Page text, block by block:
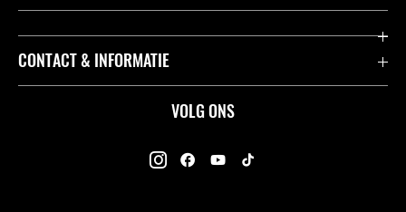
VOLG ONS
Motoren
K-Care Fabrieksgarantie
Kawasaki Road Assistance
Kawasaki Insurance
CONTACT & INFORMATIE